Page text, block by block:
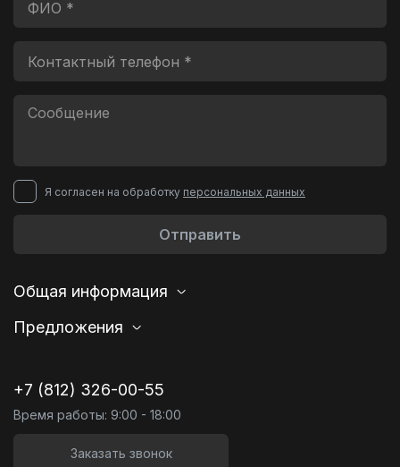
Я согласен на обработку персональных данных
Отправить
Общая информация
Предложения
+7 (812) 326-00-55
Время работы: 9:00 - 18:00
Заказать звонок